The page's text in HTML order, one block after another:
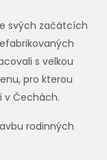
svých začátcích
s velkou
pro kterou
v Čechách.
rodinných